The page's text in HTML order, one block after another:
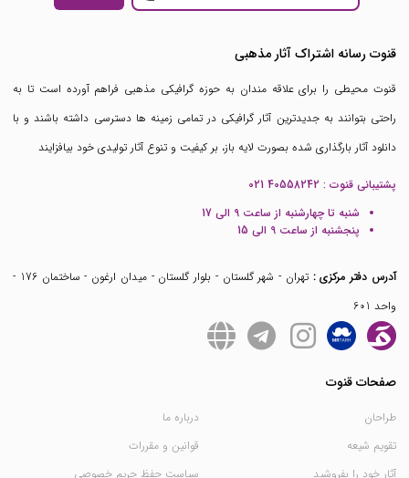
قنوت رسانه اشتراک آثار مذهبی
قنوت محیطی را برای علاقه مندان به حوزه گرافیکی مذهبی فراهم آورده است تا به
راحتی بتوانند به جدیدترین آثار گرافیکی در تمامی زمینه ها دسترسی داشته باشند و با
دانلود آثار بارگذاری شده بصورت لایه باز، بر کیفیت و تنوع آثار تولیدی خود بیافزایند
پشتیبانی قنوت : 021 40558242
شنبه تا چهارشنبه از ساعت 9 الی 17
پنجشنبه از ساعت 9 الی 15
آدرس دفتر مرکزی :
تهران - شهر گلستان - بلوار گلستان - میدان ارغون - ساختمان 176 -
واحد 601
صفحات قنوت
طراحان
تقویم شیعه
آثار خود را بفروشید
درباره ما
قوانین و مقررات
سیاست حفظ حریم خصوصی